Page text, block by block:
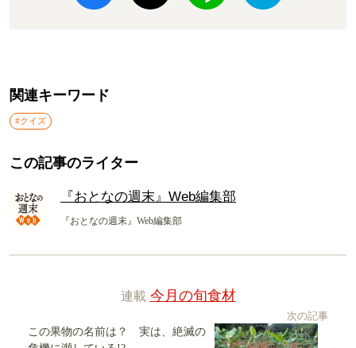
関連キーワード
#クイズ
この記事のライター
『おとなの週末』Web編集部
『おとなの週末』Web編集部
連載 今月の旬食材
次の記事
この果物の名前は？ 実は、絶滅の